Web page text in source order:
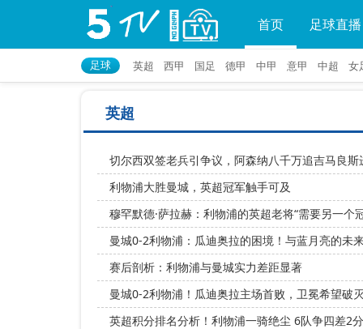
首页 足球直播
足球 英超 西甲 国足 德甲 中甲 意甲 中超 女
英超
切尔西双签老兵引争议，阿森纳八千万追吉马良斯
利物浦大胜曼城，英超冠军触手可及
穆罕默德·萨拉赫：利物浦的英超老将“需要另一个
曼城0-2利物浦：瓜迪奥拉的困境！与蓝月亮的未
赛后剖析：利物浦与曼城实力差距显著
曼城0-2利物浦！瓜迪奥拉主场首败，卫冕希望破
英超积分排名分析！利物浦一骑绝尘 6队争四差2